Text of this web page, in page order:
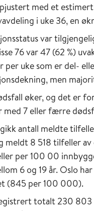
med et
i uke 36, en
var
76 var 47 (62 %)
per uke som er del-
men
øker, og det er
med 7 eller færre
antall meldte
meldt 8 518 tilfeller av
per 100 00
6 og 19 år. Oslo
(845 per 100 000).
totalt 230 803